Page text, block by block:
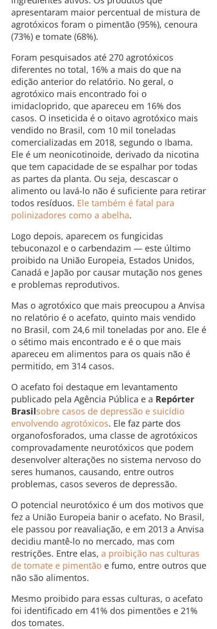
apresentaram maior percentual de mistura de
agrotóxicos foram o pimentão (95%), cenoura
(73%) e tomate (68%).
Foram pesquisados até 270 agrotóxicos
diferentes no total, 16% a mais do que na
edição anterior do relatório. No geral, o
agrotóxico mais encontrado foi o
imidacloprido, que apareceu em 16% dos
casos. O inseticida é o oitavo agrotóxico mais
vendido no Brasil, com 10 mil toneladas
comercializadas em 2018, segundo o Ibama.
Ele é um neonicotinoide, derivado da nicotina
que tem capacidade de se espalhar por todas
as partes da planta. Ou seja, descascar o
alimento ou lavá-lo não é suficiente para retirar
todos resíduos. Ele também é fatal para
polinizadores como a abelha.
Logo depois, aparecem os fungicidas
tebuconazol e o carbendazim — este último
proibido na União Europeia, Estados Unidos,
Canadá e Japão por causar mutação nos genes
e problemas reprodutivos.
Mas o agrotóxico que mais preocupou a Anvisa
no relatório é o acefato, quinto mais vendido
no Brasil, com 24,6 mil toneladas por ano. Ele é
o sétimo mais encontrado e é o que mais
apareceu em alimentos para os quais não é
permitido, em 314 casos.
O acefato foi destaque em levantamento
publicado pela Agência Pública e a Repórter
Brasilsobre casos de depressão e suicídio
envolvendo agrotóxicos. Ele faz parte dos
organofosforados, uma classe de agrotóxicos
comprovadamente neurotóxicos que podem
desenvolver alterações no sistema nervoso do
seres humanos, causando, entre outros
problemas, casos severos de depressão.
O potencial neurotóxico é um dos motivos que
fez a União Europeia banir o acefato. No Brasil,
ele passou por reavaliação, e em 2013 a Anvisa
decidiu mantê-lo no mercado, mas com
restrições. Entre elas, a proibição nas culturas
de tomate e pimentão e fumo, entre outros que
não são alimentos.
Mesmo proibido para essas culturas, o acefato
foi identificado em 41% dos pimentões e 21%
dos tomates.